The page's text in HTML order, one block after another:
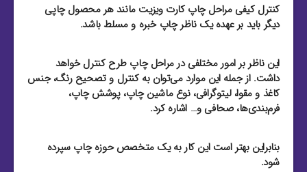
کنترل کیفی مراحل چاپ کارت ویزیت مانند هر محصول چاپی
دیگر باید بر عهده یک ناظر چاپ خبره و مسلط باشد.
این ناظر بر امور مختلفی در مراحل چاپ طرح کنترل خواهد
داشت. از جمله این موارد می‌توان به کنترل و تصحیح رنگ، جنس
کاغذ و مقوا، لیتوگرافی، نوع ماشین چاپ، پوشش چاپ،
فرم‌بندی‌ها، صحافی و… اشاره کرد.
بنابراین بهتر است این کار به یک متخصص حوزه چاپ سپرده
شود.